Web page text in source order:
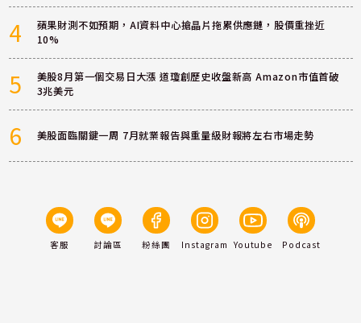
4
蘋果財測不如預期，AI資料中心搶晶片拖累供應鏈，股價重挫近
10%
5
美股8月第一個交易日大漲 道瓊創歷史收盤新高 Amazon市值首破
3兆美元
6 美股面臨關鍵一周 7月就業報告與重量級財報將左右市場走勢
客服 討論區 粉絲團 Instagram Youtube Podcast